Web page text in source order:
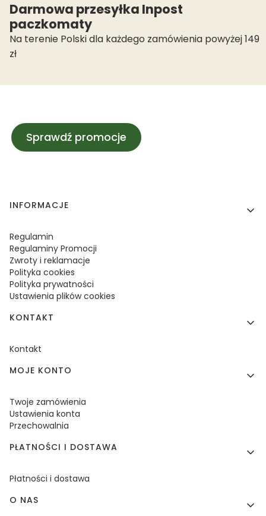
Darmowa przesyłka Inpost
paczkomaty
Na terenie Polski dla każdego zamówienia powyżej 149
zł
Sprawdź promocje
Linki w stopce
INFORMACJE
Regulamin
Regulaminy Promocji
Zwroty i reklamacje
Polityka cookies
Polityka prywatności
Ustawienia plików cookies
KONTAKT
Kontakt
MOJE KONTO
Twoje zamówienia
Ustawienia konta
Przechowalnia
PŁATNOŚCI I DOSTAWA
Płatności i dostawa
O NAS